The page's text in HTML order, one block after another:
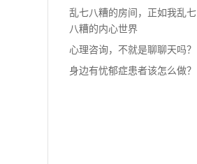
乱七八糟的房间，正如我乱七
八糟的内心世界
心理咨询，不就是聊聊天吗？
身边有忧郁症患者该怎么做？